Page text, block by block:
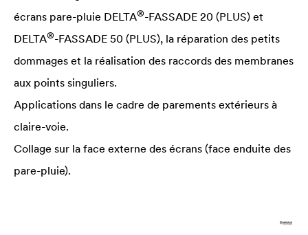
écrans pare-pluie DELTA®-FASSADE 20 (PLUS) et
DELTA®-FASSADE 50 (PLUS), la réparation des petits
dommages et la réalisation des raccords des membranes
aux points singuliers.
Applications dans le cadre de parements extérieurs à
claire-voie.
Collage sur la face externe des écrans (face enduite des
pare-pluie).